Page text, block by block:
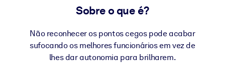
Sobre o que é?
Não reconhecer os pontos cegos pode acabar
sufocando os melhores funcionários em vez de
lhes dar autonomia para brilharem.